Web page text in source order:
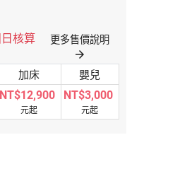
核算
更多售價說明
arrow_forward
加床 嬰兒
NT$12,900
元起
NT$3,000
元起